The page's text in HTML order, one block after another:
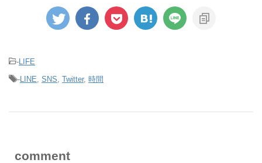
- LIFE
- LINE SNS Twitter, 時間
comment